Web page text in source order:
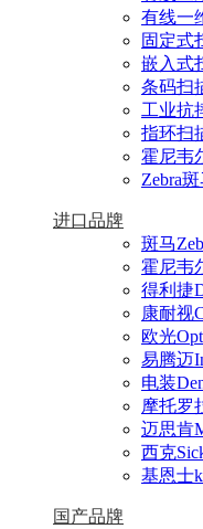
有线一
固定式
嵌入式
条码扫
工业抗
指环扫
霍尼韦
Zebra
进口品牌
斑马
霍尼韦
得利捷
康耐视
欧光
易腾迈
电装
摩托罗
迈思肯
西克
基恩士
国产品牌